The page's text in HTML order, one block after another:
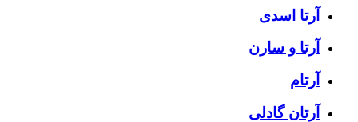
آرتا اسدی
آرتا و سارن
آرتام
آرتان گادلی